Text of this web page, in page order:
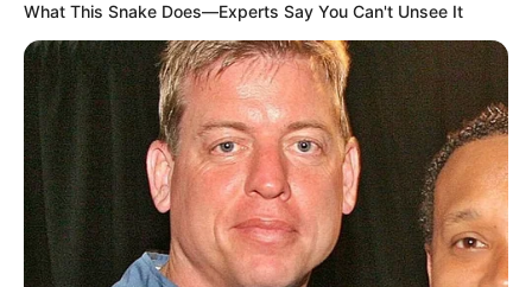
FACEBOOK
DESTAQUES DA SEMANA
Agente de Saúde é indiciada por falsificar
visitas que nunca aconteceram.
What This Snake Does—Experts Say You Can't Unsee It